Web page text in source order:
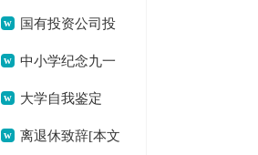
文共285字]
告[本文共6015字]
国有投资公司投
融资活动引发政府债
务风险的分析[本文
共1972字]
中小学纪念九一
八事变国旗下讲话稿
[本文共2765字]
大学自我鉴定
（共4篇）[本文共
离退休致辞[本文